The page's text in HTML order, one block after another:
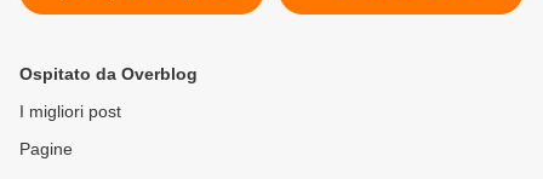
giorni per iscriversi con una
Forerunner 220 si va ben
Ospitato da Overblog
I migliori post
Pagine